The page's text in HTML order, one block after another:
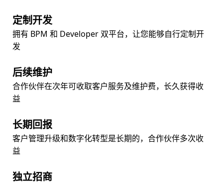
定制开发
拥有 BPM 和 Developer 双平台，让您能够自行定制开
发
后续维护
合作伙伴在次年可收取客户服务及维护费，长久获得收
益
长期回报
客户管理升级和数字化转型是长期的，合作伙伴多次收
益
独立招商